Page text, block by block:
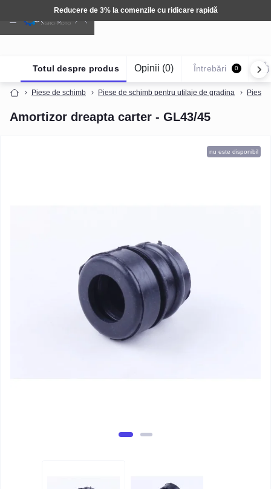
de 3% la comenzile cu ridicare rapidă
Piese de schimb Piese de schimb pentru utilaje de gradina Piese
Amortizor dreapta carter - GL43/45
Totul despre produs Opinii (0) Întrebări 0
nu este disponibil